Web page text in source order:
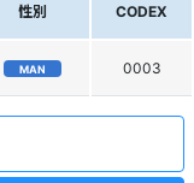
性別 CODEX
MAN 0003